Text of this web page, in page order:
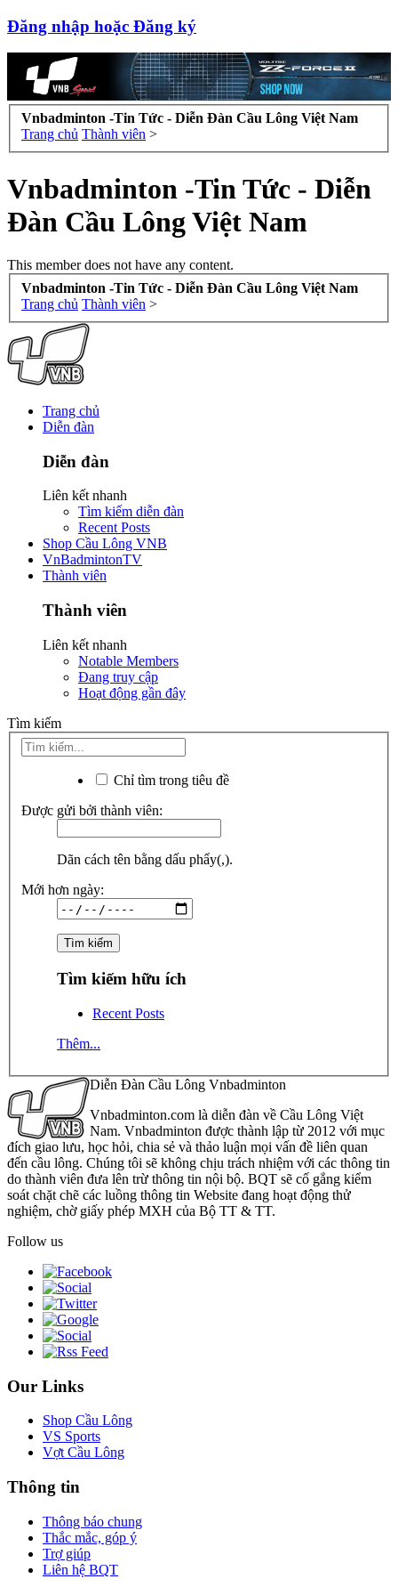
Đăng nhập hoặc Đăng ký
Vnbadminton -Tin Tức - Diễn Đàn Cầu Lông Việt Nam
Trang chủ Thành viên >
Vnbadminton -Tin Tức - Diễn
Đàn Cầu Lông Việt Nam
This member does not have any content.
Vnbadminton -Tin Tức - Diễn Đàn Cầu Lông Việt Nam
Trang chủ Thành viên >
Trang chủ
Diễn đàn
Diễn đàn
Liên kết nhanh
Tìm kiếm diễn đàn
Recent Posts
Shop Cầu Lông VNB
VnBadmintonTV
Thành viên
Thành viên
Liên kết nhanh
Notable Members
Đang truy cập
Hoạt động gần đây
Tìm kiếm
Chỉ tìm trong tiêu đề
Được gửi bởi thành viên:
Dãn cách tên bằng dấu phẩy(,).
Mới hơn ngày:
Tìm kiếm hữu ích
Recent Posts
Thêm...
Diễn Đàn Cầu Lông Vnbadminton
Vnbadminton.com là diễn đàn về Cầu Lông Việt
Nam. Vnbadminton được thành lập từ 2012 với mục
đích giao lưu, học hỏi, chia sẻ và thảo luận mọi vấn đề liên quan
đến cầu lông. Chúng tôi sẽ không chịu trách nhiệm với các thông tin
do thành viên đưa lên trừ thông tin nội bộ. BQT sẽ cố gắng kiểm
soát chặt chẽ các luồng thông tin Website đang hoạt động thử
nghiệm, chờ giấy phép MXH của Bộ TT & TT.
Follow us
Our Links
Shop Cầu Lông
VS Sports
Vợt Cầu Lông
Thông tin
Thông báo chung
Thắc mắc, góp ý
Trợ giúp
Liên hệ BQT